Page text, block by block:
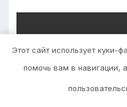
Uncategorised
Причины
фурункулов в
Этот сайт использует куки-
помочь вам в навигации,